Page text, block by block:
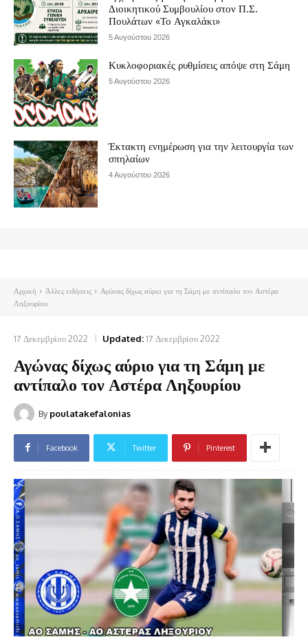
Διοικητικού Συμβουλίου στον Π.Σ.
Πουλάτων «Το Αγκαλάκι»
5 Αυγούστου 2026
Κυκλοφοριακές ρυθμίσεις απόψε στη Σάμη
5 Αυγούστου 2026
Έκτακτη ενημέρωση για την λειτουργία των
σπηλαίων
4 Αυγούστου 2026